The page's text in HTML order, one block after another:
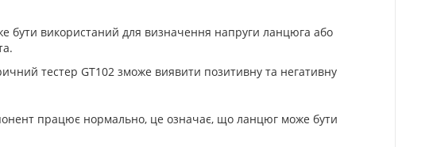
бути використаний для визначення напруги ланцюга або
тестер GT102 зможе виявити позитивну та негативну
працює нормально, це означає, що ланцюг може бути